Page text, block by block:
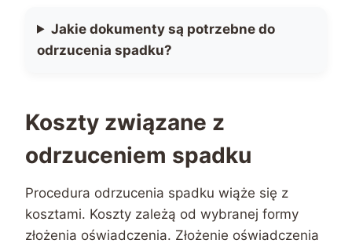
Jakie dokumenty są potrzebne do
odrzucenia spadku?
Koszty związane z
odrzuceniem spadku
Procedura odrzucenia spadku wiąże się z
kosztami. Koszty zależą od wybranej formy
złożenia oświadczenia. Złożenie oświadczenia